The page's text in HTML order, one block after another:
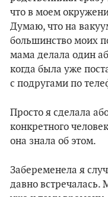
что в моем
Думаю, что на
большинство моих
мама делала один
когда была уже
с подругами по
Просто я сделала
конкретного
она знала об этом.
Забеременела я
давно